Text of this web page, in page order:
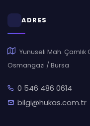
ADRES
Yunuseli Mah. Çamlık
Osmangazi / Bursa
0 546 486 0614
bilgi@hukas.com.tr